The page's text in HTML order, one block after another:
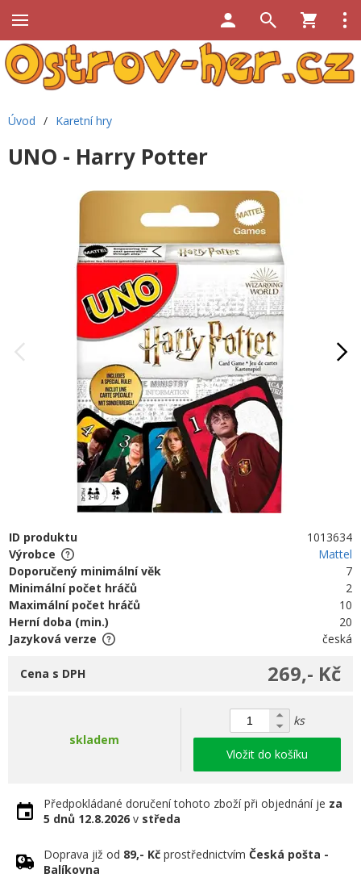
Úvod / Karetní hry
UNO - Harry Potter
ID produktu
1013634
Výrobce
Mattel
Doporučený minimální věk
7
Minimální počet hráčů
2
Maximální počet hráčů
10
Herní doba (min.)
20
Jazyková verze
česká
269,- Kč
Cena s DPH
skladem
ks
Vložit do košíku
Předpokládané doručení tohoto zboží při objednání je za
5 dnů 12.8.2026 v středa
Doprava již od 89,- Kč prostřednictvím Česká pošta -
Balíkovna